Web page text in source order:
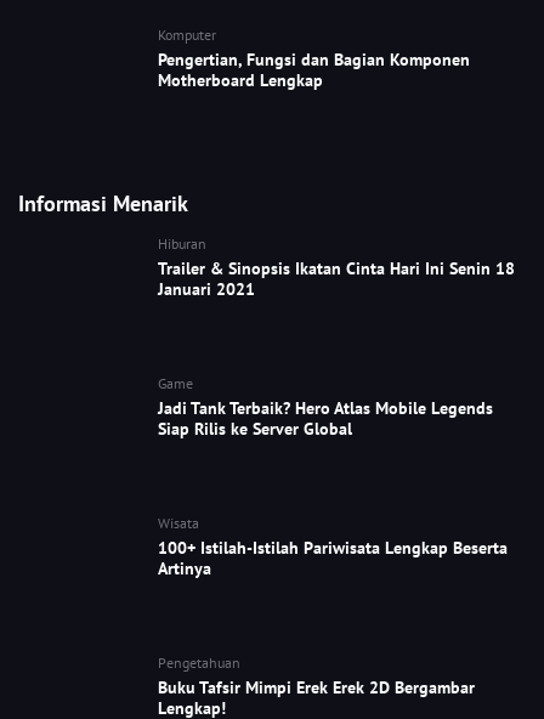
Komputer
Pengertian, Fungsi dan Bagian Komponen
Motherboard Lengkap
Informasi Menarik
Hiburan
Trailer & Sinopsis Ikatan Cinta Hari Ini Senin 18
Januari 2021
Game
Jadi Tank Terbaik? Hero Atlas Mobile Legends
Siap Rilis ke Server Global
Wisata
100+ Istilah-Istilah Pariwisata Lengkap Beserta
Artinya
Pengetahuan
Buku Tafsir Mimpi Erek Erek 2D Bergambar
Lengkap!